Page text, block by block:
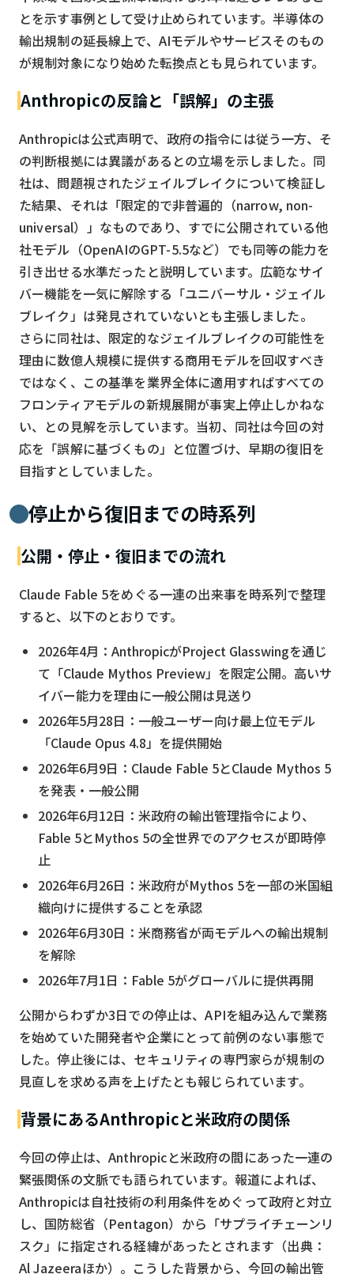
とを示す事例として受け止められています。半導体の
輸出規制の延長線上で、AIモデルやサービスそのもの
が規制対象になり始めた転換点とも見られています。
Anthropicの反論と「誤解」の主張
Anthropicは公式声明で、政府の指令には従う一方、そ
の判断根拠には異議があるとの立場を示しました。同
社は、問題視されたジェイルブレイクについて検証し
た結果、それは「限定的で非普遍的（narrow, non-
universal）」なものであり、すでに公開されている他
社モデル（OpenAIのGPT-5.5など）でも同等の能力を
引き出せる水準だったと説明しています。広範なサイ
バー機能を一気に解除する「ユニバーサル・ジェイル
ブレイク」は発見されていないとも主張しました。
さらに同社は、限定的なジェイルブレイクの可能性を
理由に数億人規模に提供する商用モデルを回収すべき
ではなく、この基準を業界全体に適用すればすべての
フロンティアモデルの新規展開が事実上停止しかねな
い、との見解を示しています。当初、同社は今回の対
応を「誤解に基づくもの」と位置づけ、早期の復旧を
目指すとしていました。
停止から復旧までの時系列
公開・停止・復旧までの流れ
Claude Fable 5をめぐる一連の出来事を時系列で整理
すると、以下のとおりです。
2026年4月：AnthropicがProject Glasswingを通じ
て「Claude Mythos Preview」を限定公開。高いサ
イバー能力を理由に一般公開は見送り
2026年5月28日：一般ユーザー向け最上位モデル
「Claude Opus 4.8」を提供開始
2026年6月9日：Claude Fable 5とClaude Mythos 5
を発表・一般公開
2026年6月12日：米政府の輸出管理指令により、
Fable 5とMythos 5の全世界でのアクセスが即時停
止
2026年6月26日：米政府がMythos 5を一部の米国組
織向けに提供することを承認
2026年6月30日：米商務省が両モデルへの輸出規制
を解除
2026年7月1日：Fable 5がグローバルに提供再開
公開からわずか3日での停止は、APIを組み込んで業務
を始めていた開発者や企業にとって前例のない事態で
した。停止後には、セキュリティの専門家らが規制の
見直しを求める声を上げたとも報じられています。
背景にあるAnthropicと米政府の関係
今回の停止は、Anthropicと米政府の間にあった一連の
緊張関係の文脈でも語られています。報道によれば、
Anthropicは自社技術の利用条件をめぐって政府と対立
し、国防総省（Pentagon）から「サプライチェーンリ
スク」に指定される経緯があったとされます（出典：
Al Jazeeraほか）。こうした背景から、今回の輸出管